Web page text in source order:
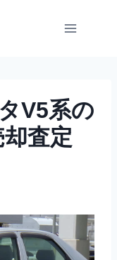
V5系の
査定